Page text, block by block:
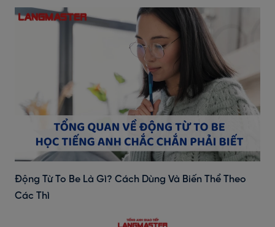
Động Từ To Be Là Gì? Cách Dùng Và Biến Thể Theo
Các Thì